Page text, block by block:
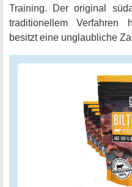
Training. Der original
traditionellem Verfahren
besitzt eine unglaubliche